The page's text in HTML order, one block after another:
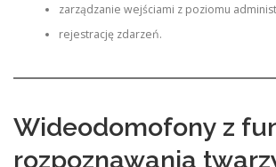
zarządzanie wejściami z poziomu
rejestrację zdarzeń.
Wideodomofony z
rozpoznawania